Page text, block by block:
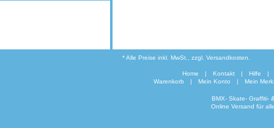
* Alle Preise inkl. MwSt., zzgl. Versandkosten.
Home | Kontakt | Hilfe
|
Warenkorb
| Mein Konto | Mein
BMX- Skate- Graffiti-
Online Versand für